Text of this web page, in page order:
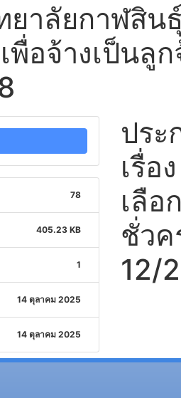
าลัยกาฬสิน
พื่อจ้างเป็นลู
78
405.23 KB
1
14 ตุลาคม 2025
14 ตุลาคม 2025
ประ
เรื่อ
เลือ
ชั่วค
12/